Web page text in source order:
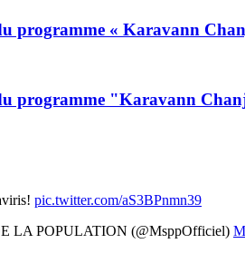
programme « Karavann
programme "Karavann
pic.twitter.com/aS3BPnmn39
LA POPULATION (@MsppOfficiel)